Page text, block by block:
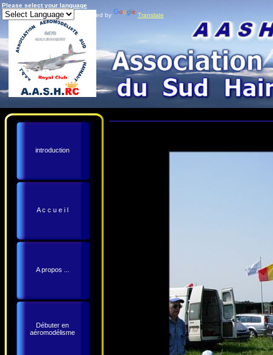
Please select your language
Powered by
Translate
introduction
A c c u e i l
A propos ...
Débuter en
aéromodélisme